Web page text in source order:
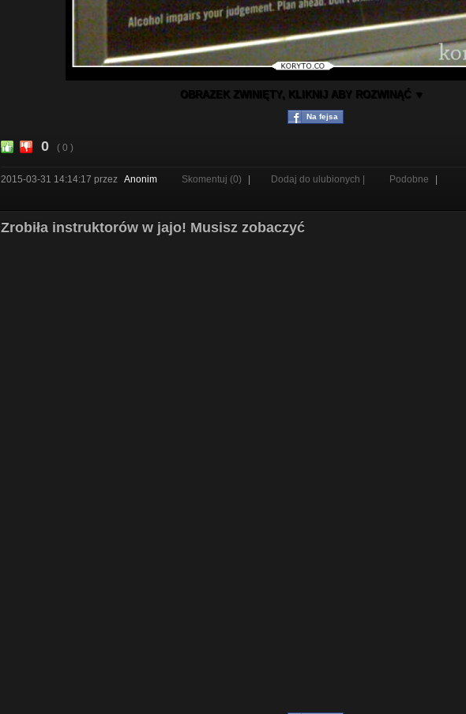
OBRAZEK ZWINIĘTY, KLIKNIJ ABY ROZWINĄĆ ▼
Na fejsa
0 ( 0 )
2015-03-31 14:14:17 przez Anonim Skomentuj (0) Dodaj do ulubionych | Podobne
Zrobiła instruktorów w jajo! Musisz zobaczyć